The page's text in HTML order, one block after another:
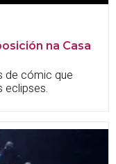
na Casa
de cómic que
eclipses.